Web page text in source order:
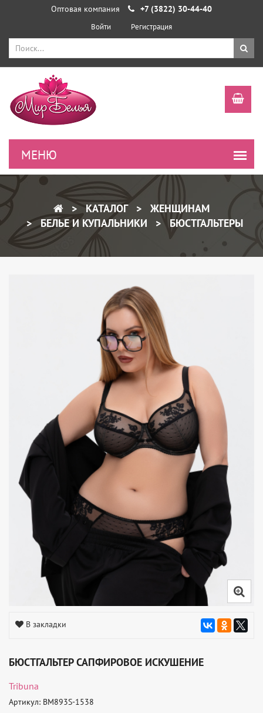
Оптовая компания +7 (3822) 30-44-40
Войти Регистрация
КАТАЛОГ
ЖЕНЩИНАМ
БЕЛЬЕ И КУПАЛЬНИКИ
БЮСТГАЛЬТЕРЫ
В закладки
БЮСТГАЛЬТЕР САПФИРОВОЕ ИСКУШЕНИЕ
Tribuna
Артикул: BM893S-1538